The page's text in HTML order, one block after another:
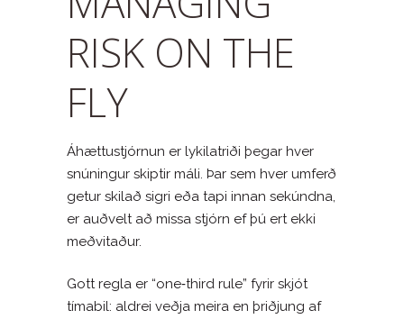
RISK ON THE
FLY
Áhættustjórnun er lykilatriði þegar hver
snúningur skiptir máli. Þar sem hver umferð
getur skilað sigri eða tapi innan sekúndna,
er auðvelt að missa stjórn ef þú ert ekki
meðvitaður.
Gott regla er “one‑third rule” fyrir skjót
tímabil: aldrei veðja meira en þriðjung af